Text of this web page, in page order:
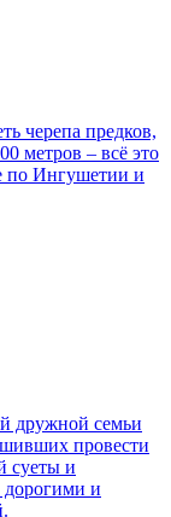
черепа предков,
метров – всё это
по Ингушетии и
дружной семьи
провести
суеты и
и